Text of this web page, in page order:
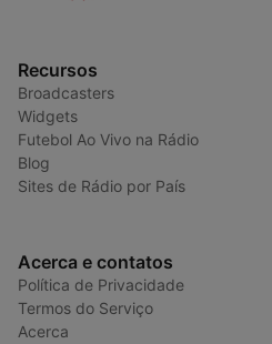
Recursos
Broadcasters
Widgets
Futebol Ao Vivo na Rádio
Blog
Sites de Rádio por País
Acerca e contatos
Política de Privacidade
Termos do Serviço
Acerca